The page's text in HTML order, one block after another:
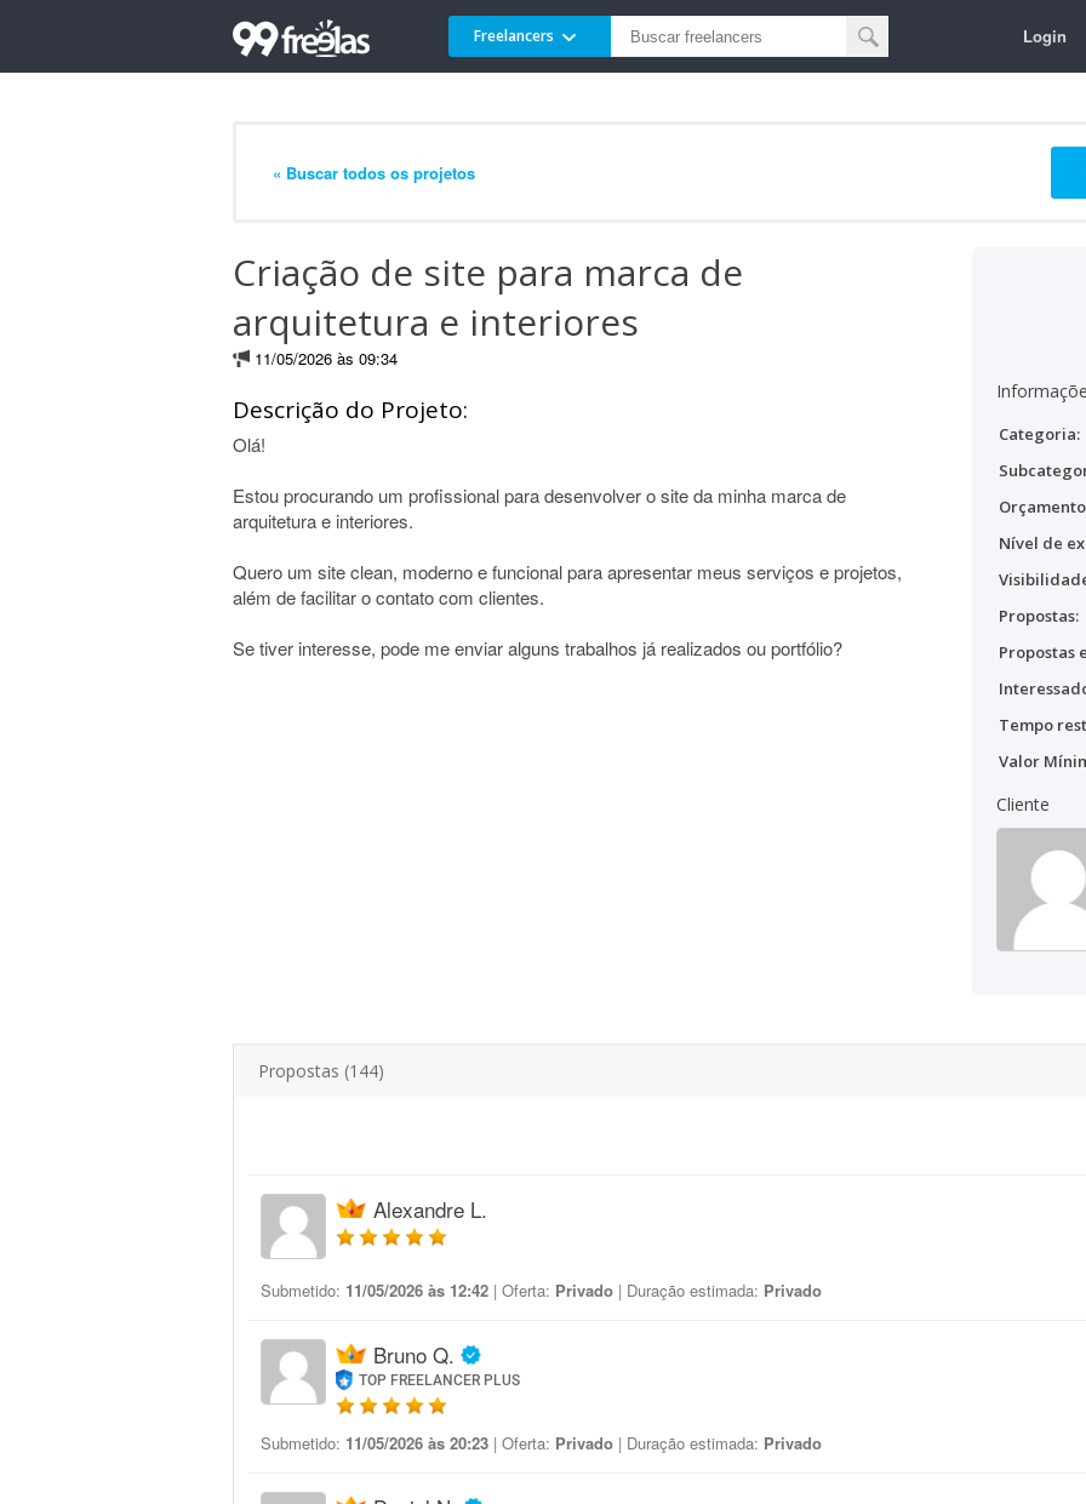
Freelancers Login
« Buscar todos os projetos
Criação de site para marca de
arquitetura e interiores
11/05/2026 às 09:34
Descrição do Projeto:
Olá!
Estou procurando um profissional para desenvolver o site da minha marca de
arquitetura e interiores.
Quero um site clean, moderno e funcional para apresentar meus serviços e projetos,
além de facilitar o contato com clientes.
Se tiver interesse, pode me enviar alguns trabalhos já realizados ou portfólio?
Categoria:
Nível de
Propostas:
Propostas
Tempo
Valor
Cliente
Propostas (144)
Alexandre L.
Submetido: 11/05/2026 às 12:42 | Oferta: Privado | Duração estimada: Privado
Bruno Q.
TOP FREELANCER PLUS
Submetido: 11/05/2026 às 20:23 | Oferta: Privado | Duração estimada: Privado